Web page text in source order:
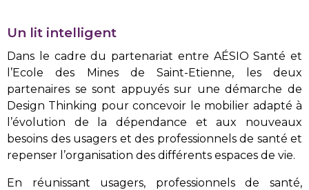
Un lit intelligent
Dans le cadre du partenariat entre AÉSIO Santé et
l’Ecole des Mines de Saint-Etienne, les deux
partenaires se sont appuyés sur une démarche de
Design Thinking pour concevoir le mobilier adapté à
l’évolution de la dépendance et aux nouveaux
besoins des usagers et des professionnels de santé et
repenser l’organisation des différents espaces de vie.
En réunissant usagers, professionnels de santé,